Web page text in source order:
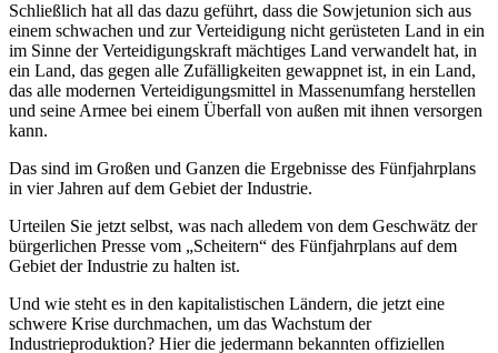
Schließlich hat all das dazu geführt, dass die Sowjetunion sich aus
einem schwachen und zur Verteidigung nicht gerüsteten Land in ein
im Sinne der Verteidigungskraft mächtiges Land verwandelt hat, in
ein Land, das gegen alle Zufälligkeiten gewappnet ist, in ein Land,
das alle modernen Verteidigungsmittel in Massenumfang herstellen
und seine Armee bei einem Überfall von außen mit ihnen versorgen
kann.
Das sind im Großen und Ganzen die Ergebnisse des Fünfjahrplans
in vier Jahren auf dem Gebiet der Industrie.
Urteilen Sie jetzt selbst, was nach alledem von dem Geschwätz der
bürgerlichen Presse vom „Scheitern“ des Fünfjahrplans auf dem
Gebiet der Industrie zu halten ist.
Und wie steht es in den kapitalistischen Ländern, die jetzt eine
schwere Krise durchmachen, um das Wachstum der
Industrieproduktion? Hier die jedermann bekannten offiziellen